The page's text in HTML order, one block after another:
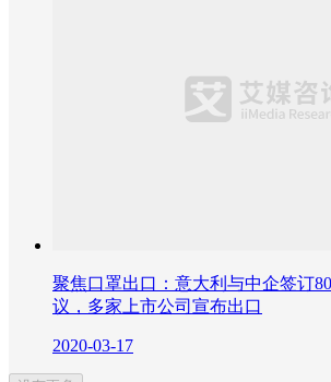
聚焦口罩出口：意大利与中企签订
议，多家上市公司宣布出口
2020-03-17